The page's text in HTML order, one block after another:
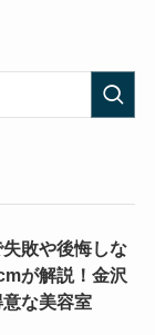
敗や後悔しな
が解説！金沢
な美容室